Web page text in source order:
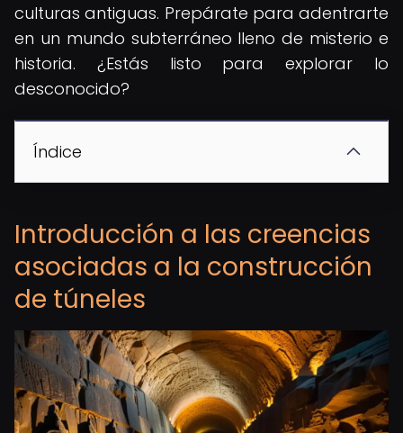
culturas antiguas. Prepárate para adentrarte
en un mundo subterráneo lleno de misterio e
historia. ¿Estás listo para explorar lo
desconocido?
Índice
Introducción a las creencias
asociadas a la construcción
de túneles